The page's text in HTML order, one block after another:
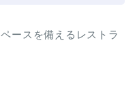
ースを備えるレストラ